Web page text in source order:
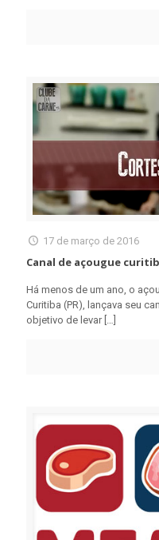
17 de março de 2016
Canal de açougue
Há menos de um ano, o
Curitiba (PR), lançava seu
objetivo de levar[…]